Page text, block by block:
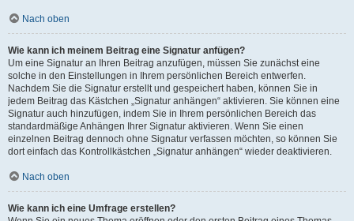
Nach oben
Wie kann ich meinem Beitrag eine Signatur anfügen?
Um eine Signatur an Ihren Beitrag anzufügen, müssen Sie zunächst eine
solche in den Einstellungen in Ihrem persönlichen Bereich entwerfen.
Nachdem Sie die Signatur erstellt und gespeichert haben, können Sie in
jedem Beitrag das Kästchen „Signatur anhängen“ aktivieren. Sie können eine
Signatur auch hinzufügen, indem Sie in Ihrem persönlichen Bereich das
standardmäßige Anhängen Ihrer Signatur aktivieren. Wenn Sie einen
einzelnen Beitrag dennoch ohne Signatur verfassen möchten, so können Sie
dort einfach das Kontrollkästchen „Signatur anhängen“ wieder deaktivieren.
Nach oben
Wie kann ich eine Umfrage erstellen?